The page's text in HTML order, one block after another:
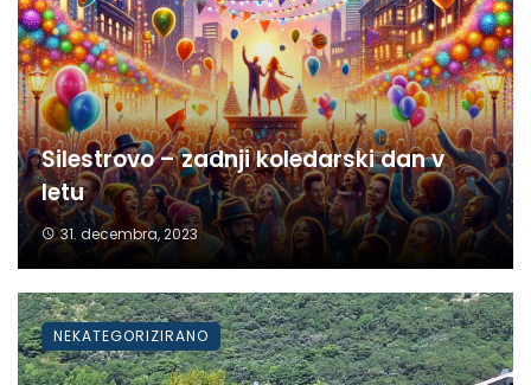
Silestrovo – zadnji koledarski dan v
letu
31. decembra, 2023
NEKATEGORIZIRANO